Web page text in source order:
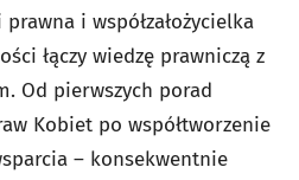
i współzałożycielka
łączy wiedzę prawniczą z
Od pierwszych porad
Kobiet po współtworzenie
– konsekwentnie